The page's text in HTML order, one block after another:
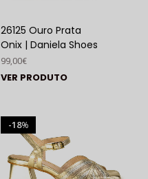
26125 Ouro Prata
Onix | Daniela Shoes
99,00€
VER PRODUTO
%
18